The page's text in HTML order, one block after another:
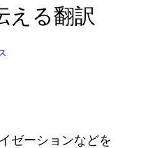
える翻訳
ゼーションなどを